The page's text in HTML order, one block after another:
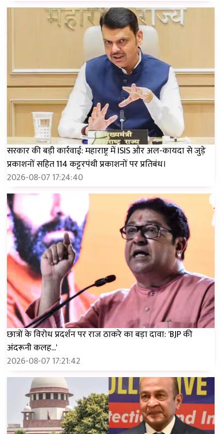
सरकार की बड़ी कार्रवाई: महाराष्ट्र में ISIS और अल-कायदा से जुड़े
प्रकाशनों सहित 114 कट्टरपंथी प्रकाशनों पर प्रतिबंध।
2026-08-07 17:24:40
छात्रों के विरोध प्रदर्शन पर राज ठाकरे का बड़ा दावा: 'BJP की
अंदरूनी कलह...'
2026-08-07 17:21:42